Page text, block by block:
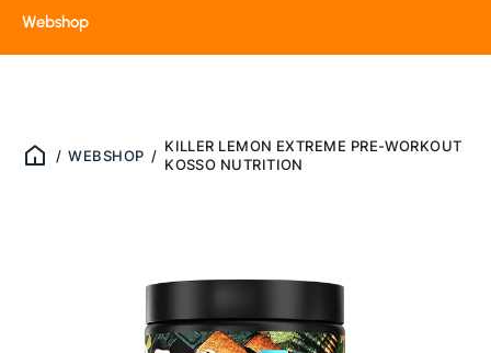
Webshop
/ WEBSHOP /
KILLER LEMON EXTREME PRE-WORKOUT
KOSSO NUTRITION